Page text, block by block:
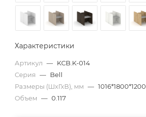
Характеристики
Артикул — KCB.K-014
Серия — Bell
Размеры (ШхГхВ), мм — 1016*1800*1200
Объем — 0.117